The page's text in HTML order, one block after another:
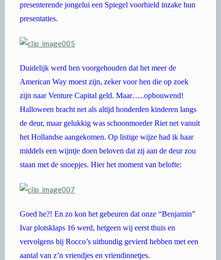
presenterende jongelui een Spiegel voorhield inzake hun
presentaties.
Duidelijk werd hen voorgehouden dat het meer de
American Way moest zijn, zeker voor hen die op zoek
zijn naar Venture Capital geld. Maar…..opbouwend!
Halloween bracht net als altijd honderden kinderen langs
de deur, maar gelukkig was schoonmoeder Riet net vanuit
het Hollandse aangekomen. Op listige wijze had ik haar
middels een wijntje doen beloven dat zij aan de deur zou
staan met de snoepjes. Hier het moment van belofte:
Goed he?! En zo kon het gebeuren dat onze “Benjamin”
Ivar plotsklaps 16 werd, hetgeen wij eerst thuis en
vervolgens bij Rocco’s uitbundig gevierd hebben met een
aantal van z’n vriendjes en vriendinnetjes.